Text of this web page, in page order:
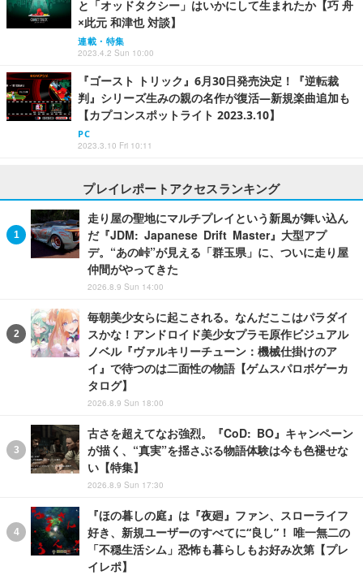
と「オッドタクシー」はいかにして生まれたか【巧 舟
×此元 和津也 対談】
連載・特集
2023.4.2 Sun 10:00
『ゴースト トリック』6月30日発売決定！『逆転裁
判』シリーズ生みの親の名作が復活―新規楽曲追加も
【カプコンスポットライト 2023.3.10】
PC
2023.3.10 Fri 10:11
プレイレポートアクセスランキング
走り屋の聖地にマルチプレイという新風が舞い込ん
だ『JDM: Japanese Drift Master』大型アプ
デ。“あの峠”が見える「群玉県」に、ついに走り屋
仲間がやってきた
2026.8.9 Sun 14:00
毎朝美少女らに起こされる。なんだここはパラダイ
スかな！アンドロイド美少女プラモ原作ビジュアル
ノベル『ヴァルキリーチューン：機械仕掛けのア
イ』で待つのは二面性の物語【ゲムスパロボゲーカ
タログ】
2026.8.9 Sun 18:00
古さを超えてなお強烈。『CoD: BO』キャンペーン
が描く、“真実”を揺さぶる物語体験は今も色褪せな
い【特集】
2026.8.9 Sun 17:30
『ほの暮しの庭』は『夜廻』ファン、スローライフ
好き、新規ユーザーのすべてに“良し”！ 唯一無二の
「不穏生活シム」恐怖も暮らしもお好み次第【プレ
イレポ】